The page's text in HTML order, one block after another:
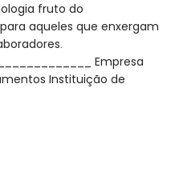
fruto do
aqueles que enxergam
Empresa
Instituição de